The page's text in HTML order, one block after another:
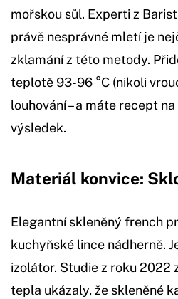
mořskou sůl. Experti z
právě nesprávné mletí je
zklamání z této metody.
teplotě 93-96 °C (nikoli
louhování – a máte recept
výsledek.
Materiál konvice:
Elegantní skleněný french
kuchyňské lince nádherně.
izolátor. Studie z roku 2022
tepla ukázaly, že skleněné